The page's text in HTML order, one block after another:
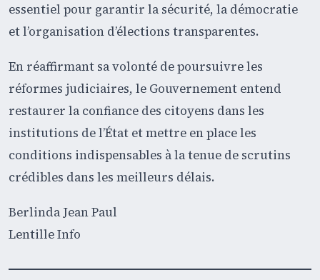
essentiel pour garantir la sécurité, la démocratie
et l’organisation d’élections transparentes.
En réaffirmant sa volonté de poursuivre les
réformes judiciaires, le Gouvernement entend
restaurer la confiance des citoyens dans les
institutions de l’État et mettre en place les
conditions indispensables à la tenue de scrutins
crédibles dans les meilleurs délais.
Berlinda Jean Paul
Lentille Info